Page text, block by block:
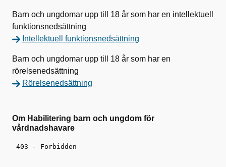
Barn och ungdomar upp till 18 år som har en intellektuell
funktionsnedsättning
Intellektuell funktionsnedsättning
Barn och ungdomar upp till 18 år som har en
rörelsenedsättning
Rörelsenedsättning
Om Habilitering barn och ungdom för
vårdnadshavare